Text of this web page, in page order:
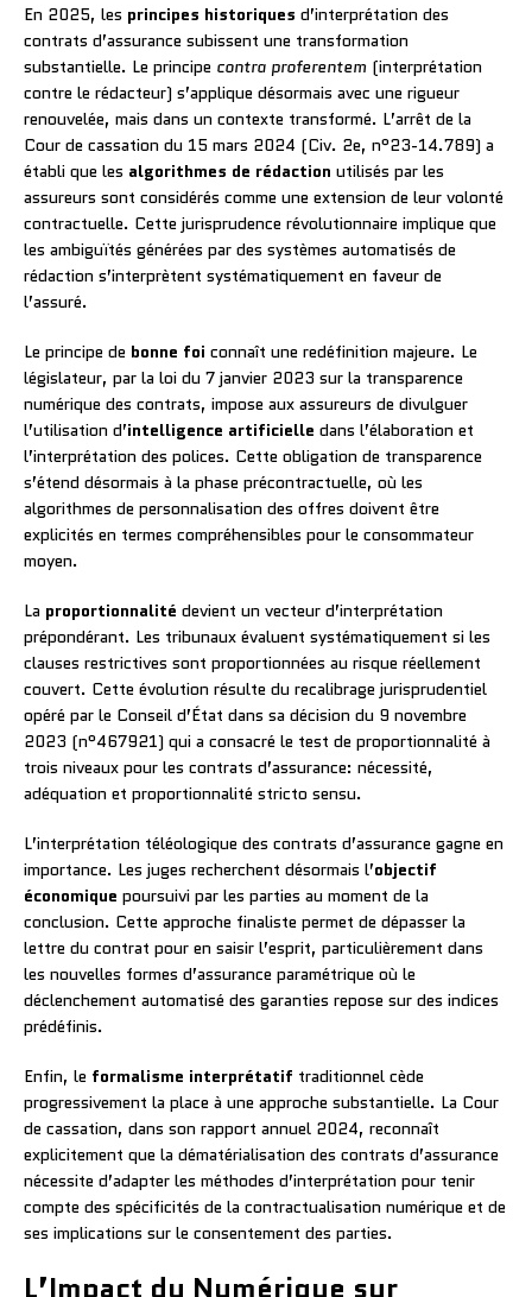
En 2025, les principes historiques d’interprétation des
contrats d’assurance subissent une transformation
substantielle. Le principe contra proferentem (interprétation
contre le rédacteur) s’applique désormais avec une rigueur
renouvelée, mais dans un contexte transformé. L’arrêt de la
Cour de cassation du 15 mars 2024 (Civ. 2e, n°23-14.789) a
établi que les algorithmes de rédaction utilisés par les
assureurs sont considérés comme une extension de leur volonté
contractuelle. Cette jurisprudence révolutionnaire implique que
les ambiguïtés générées par des systèmes automatisés de
rédaction s’interprètent systématiquement en faveur de
l’assuré.
Le principe de bonne foi connaît une redéfinition majeure. Le
législateur, par la loi du 7 janvier 2023 sur la transparence
numérique des contrats, impose aux assureurs de divulguer
l’utilisation d’intelligence artificielle dans l’élaboration et
l’interprétation des polices. Cette obligation de transparence
s’étend désormais à la phase précontractuelle, où les
algorithmes de personnalisation des offres doivent être
explicités en termes compréhensibles pour le consommateur
moyen.
La proportionnalité devient un vecteur d’interprétation
prépondérant. Les tribunaux évaluent systématiquement si les
clauses restrictives sont proportionnées au risque réellement
couvert. Cette évolution résulte du recalibrage jurisprudentiel
opéré par le Conseil d’État dans sa décision du 9 novembre
2023 (n°467921) qui a consacré le test de proportionnalité à
trois niveaux pour les contrats d’assurance: nécessité,
adéquation et proportionnalité stricto sensu.
L’interprétation téléologique des contrats d’assurance gagne en
importance. Les juges recherchent désormais l’objectif
économique poursuivi par les parties au moment de la
conclusion. Cette approche finaliste permet de dépasser la
lettre du contrat pour en saisir l’esprit, particulièrement dans
les nouvelles formes d’assurance paramétrique où le
déclenchement automatisé des garanties repose sur des indices
prédéfinis.
Enfin, le formalisme interprétatif traditionnel cède
progressivement la place à une approche substantielle. La Cour
de cassation, dans son rapport annuel 2024, reconnaît
explicitement que la dématérialisation des contrats d’assurance
nécessite d’adapter les méthodes d’interprétation pour tenir
compte des spécificités de la contractualisation numérique et de
ses implications sur le consentement des parties.
L’Impact du Numérique sur